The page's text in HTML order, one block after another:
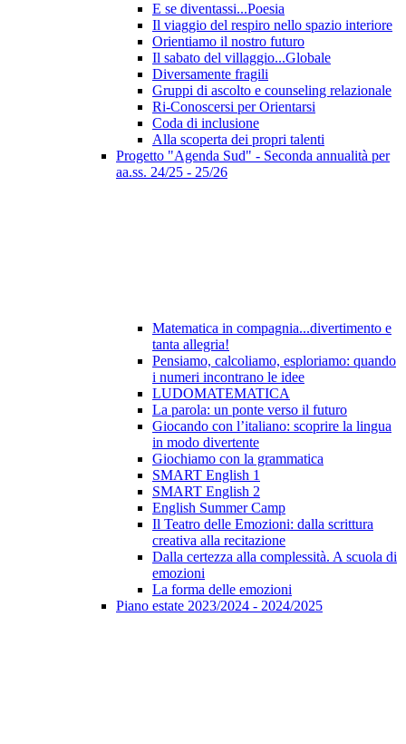
E se diventassi...Poesia
Il viaggio del respiro nello spazio interiore
Orientiamo il nostro futuro
Il sabato del villaggio...Globale
Diversamente fragili
Gruppi di ascolto e counseling relazionale
Ri-Conoscersi per Orientarsi
Coda di inclusione
Alla scoperta dei propri talenti
Progetto "Agenda Sud" - Seconda annualità per
aa.ss. 24/25 - 25/26
Matematica in compagnia...divertimento e
tanta allegria!
Pensiamo, calcoliamo, esploriamo: quando
i numeri incontrano le idee
LUDOMATEMATICA
La parola: un ponte verso il futuro
Giocando con l’italiano: scoprire la lingua
in modo divertente
Giochiamo con la grammatica
SMART English 1
SMART English 2
English Summer Camp
Il Teatro delle Emozioni: dalla scrittura
creativa alla recitazione
Dalla certezza alla complessità. A scuola di
emozioni
La forma delle emozioni
Piano estate 2023/2024 - 2024/2025